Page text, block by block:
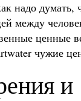
надо
между
ценные
чужие